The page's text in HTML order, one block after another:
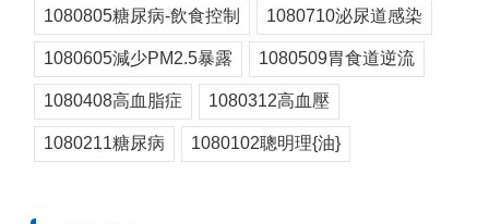
1080805糖尿病-飲食控制 1080710泌尿道感染
1080605減少PM2.5暴露 1080509胃食道逆流
1080408高血脂症 1080312高血壓
1080211糖尿病 1080102聰明理{油}